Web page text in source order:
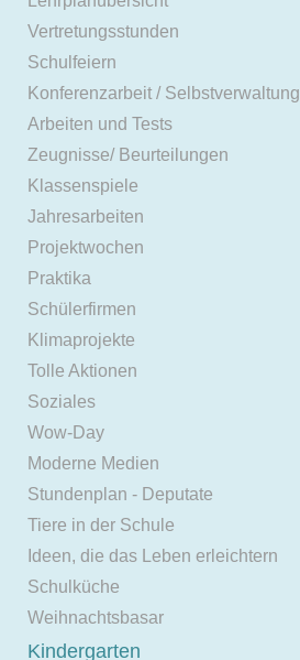
Vertretungsstunden
Schulfeiern
Konferenzarbeit / Selbstverwaltung
Arbeiten und Tests
Zeugnisse/ Beurteilungen
Klassenspiele
Jahresarbeiten
Projektwochen
Praktika
Schülerfirmen
Klimaprojekte
Tolle Aktionen
Soziales
Wow-Day
Moderne Medien
Stundenplan - Deputate
Tiere in der Schule
Ideen, die das Leben erleichtern
Schulküche
Weihnachtsbasar
Kindergarten